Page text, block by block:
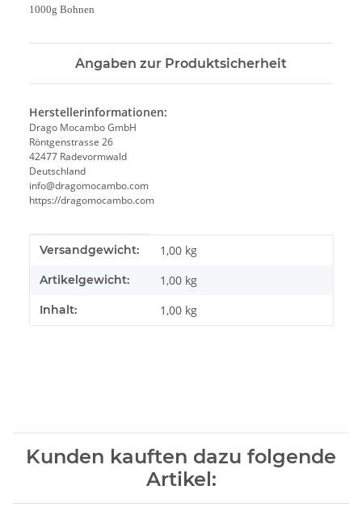
1000g Bohnen
Angaben zur Produktsicherheit
Herstellerinformationen:
Drago Mocambo GmbH
Röntgenstrasse 26
42477 Radevormwald
Deutschland
info@dragomocambo.com
https://dragomocambo.com
Produkteigenschaft
Wert
Versandgewicht: 1,00 kg
Artikelgewicht: 1,00 kg
Inhalt: 1,00 kg
Kunden kauften dazu folgende
Artikel: